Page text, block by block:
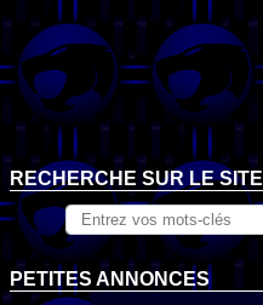
RECHERCHE SUR LE SITE
PETITES ANNONCES